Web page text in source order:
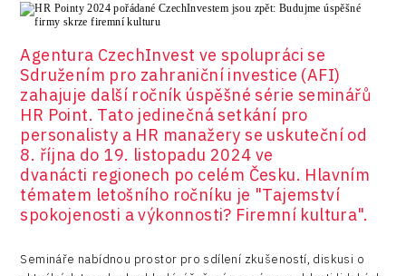
Agentura CzechInvest ve spolupráci se
Sdružením pro zahraniční investice (AFI)
zahajuje další ročník úspěšné série seminářů
HR Point. Tato jedinečná setkání pro
personalisty a HR manažery se uskuteční od
8. října do 19. listopadu 2024 ve
dvanácti regionech po celém Česku. Hlavním
tématem letošního ročníku je "Tajemství
spokojenosti a výkonnosti? Firemní kultura".
Semináře nabídnou prostor pro sdílení zkušeností, diskusi o